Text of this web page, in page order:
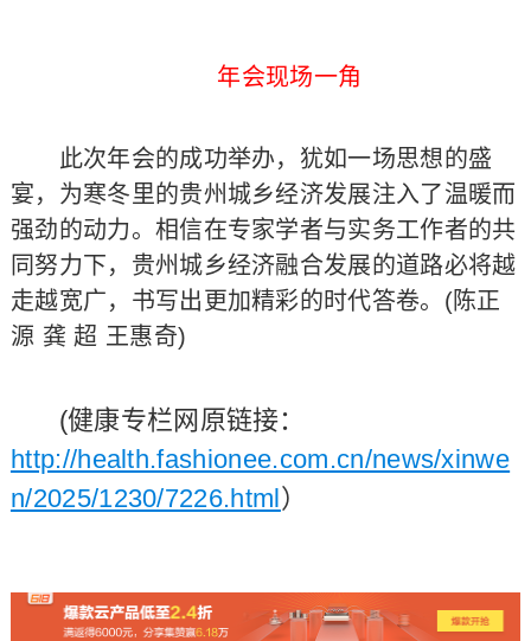
年会现场一角
此次年会的成功举办，犹如一场思想的盛
宴，为寒冬里的贵州城乡经济发展注入了温暖而
强劲的动力。相信在专家学者与实务工作者的共
同努力下，贵州城乡经济融合发展的道路必将越
走越宽广，书写出更加精彩的时代答卷。(陈正
源 龚 超 王惠奇)
(健康专栏网原链接：
http://health.fashionee.com.cn/news/xinwe
n/2025/1230/7226.html）